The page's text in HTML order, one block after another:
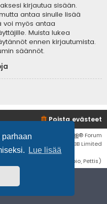
parhaan
Lue lisää
kirjautua sisään.
antaa sinulle lisää
voi myös antaa
Muista lukea
ennen kirjautumista.
säännöt.
Poista evästeet
ohjelmisto phpBB® Forum
Software © phpBB Limited
Suomi (lurttinen, harritapio, Pettis)